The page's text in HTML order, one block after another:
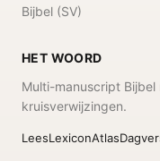
Bijbel (SV)
HET WOORD
Multi-manuscript
kruisverwijzingen.
LeesLexiconAtlas